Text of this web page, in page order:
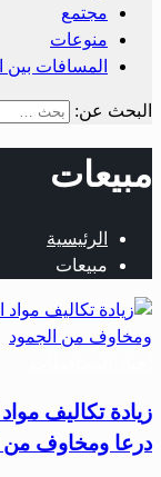
مجتمع
منوعات
المسافات بين
البحث عن:
مبيعات
الرئيسية
مبيعات
زيادة تكاليف
درعا ومخاوف من